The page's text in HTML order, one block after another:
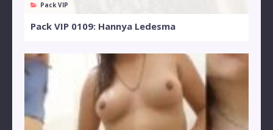
Pack VIP
Pack VIP 0109: Hannya Ledesma